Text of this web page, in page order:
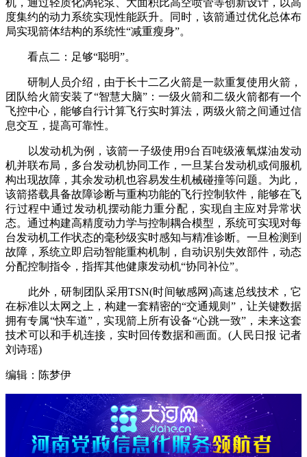
机，通过轻质化涡轮泵、大面积比高空喷管等创新设计，以高
度集约的动力系统实现性能跃升。同时，该箭通过优化总体布
局实现箭体结构的系统性“减重瘦身”。
看点二：足够“聪明”。
研制人员介绍，由于长十二乙火箭是一款重复使用火箭，
团队给火箭安装了“智慧大脑”：一级火箭和二级火箭都有一个
飞控中心，能够自行计算飞行实时算法，两级火箭之间通过信
息交互，提高可靠性。
以发动机为例，该箭一子级使用9台百吨级液氧煤油发动
机并联布局，多台发动机协同工作，一旦某台发动机或伺服机
构出现故障，其余发动机也容易发生机械碰撞等问题。为此，
该箭搭载具备故障诊断与重构功能的飞行控制软件，能够在飞
行过程中通过发动机摆动能力重分配，实现自主应对异常状
态。通过构建高精度动力学与控制耦合模型，系统可实现对每
台发动机工作状态的毫秒级实时感知与精准诊断。一旦检测到
故障，系统立即启动智能重构机制，自动识别失效部件，动态
分配控制指令，指挥其他健康发动机“协同补位”。
此外，研制团队采用TSN(时间敏感网)高速总线技术，它
在标准以太网之上，构建一套精密的“交通规则”，让关键数据
拥有专属“快车道”，实现箭上所有设备“心跳一致”，未来这套
技术可以和手机连接，实时回传数据和画面。(人民日报 记者
刘诗瑶)
编辑：陈梦伊